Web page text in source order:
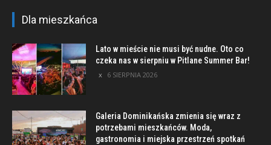
Dla mieszkańca
Lato w mieście nie musi być nudne. Oto co
czeka nas w sierpniu w Pitlane Summer Bar!
6 SIERPNIA 2026
Galeria Dominikańska zmienia się wraz z
potrzebami mieszkańców. Moda,
gastronomia i miejska przestrzeń spotkań